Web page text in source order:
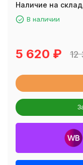
Наличие на
В наличии
5 620 ₽